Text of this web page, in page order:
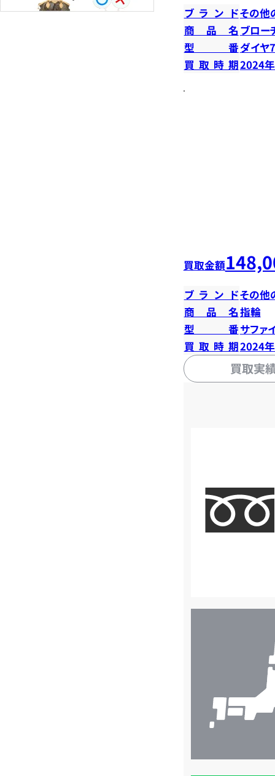
ブランドその他
商品名 ブロー
型番ダイヤ
買取時期2024
買取金額
ブランドその他
商品名指輪
型番サファ
買取時期2024
買取実